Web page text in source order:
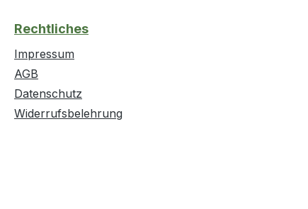
Rechtliches
Impressum
AGB
Datenschutz
Widerrufsbelehrung